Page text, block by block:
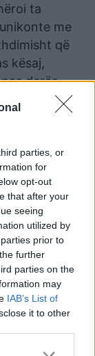
parties, or
for
opt-out
that after your
seeing
utilized by
prior to
further
parties on the
may
IAB’s List of
it to other
ta
me
që
kësaj,
derës
burgosurin
një
vëzhgues
se i
dalë nga
nga
kishte
dhe i